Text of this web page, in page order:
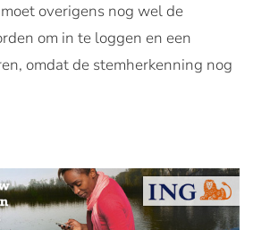
overigens nog wel de
om in te loggen en een
omdat de stemherkenning nog